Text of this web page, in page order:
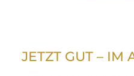
JETZT GUT – IM